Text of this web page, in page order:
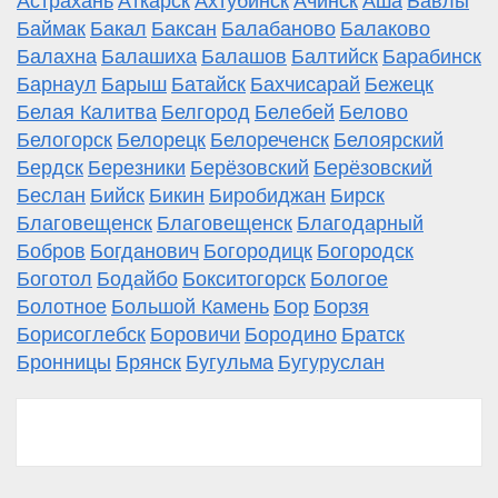
Баймак Бакал Баксан Балабаново Балаково
Балахна Балашиха Балашов Балтийск Барабинск
Барнаул Барыш Батайск Бахчисарай Бежецк
Белая Калитва Белгород Белебей Белово
Белогорск Белорецк Белореченск Белоярский
Бердск Березники Берёзовский Берёзовский
Беслан Бийск Бикин Биробиджан Бирск
Благовещенск Благовещенск Благодарный
Бобров Богданович Богородицк Богородск
Боготол Бодайбо Бокситогорск Бологое
Болотное Большой Камень Бор Борзя
Борисоглебск Боровичи Бородино Братск
Бронницы Брянск Бугульма Бугуруслан